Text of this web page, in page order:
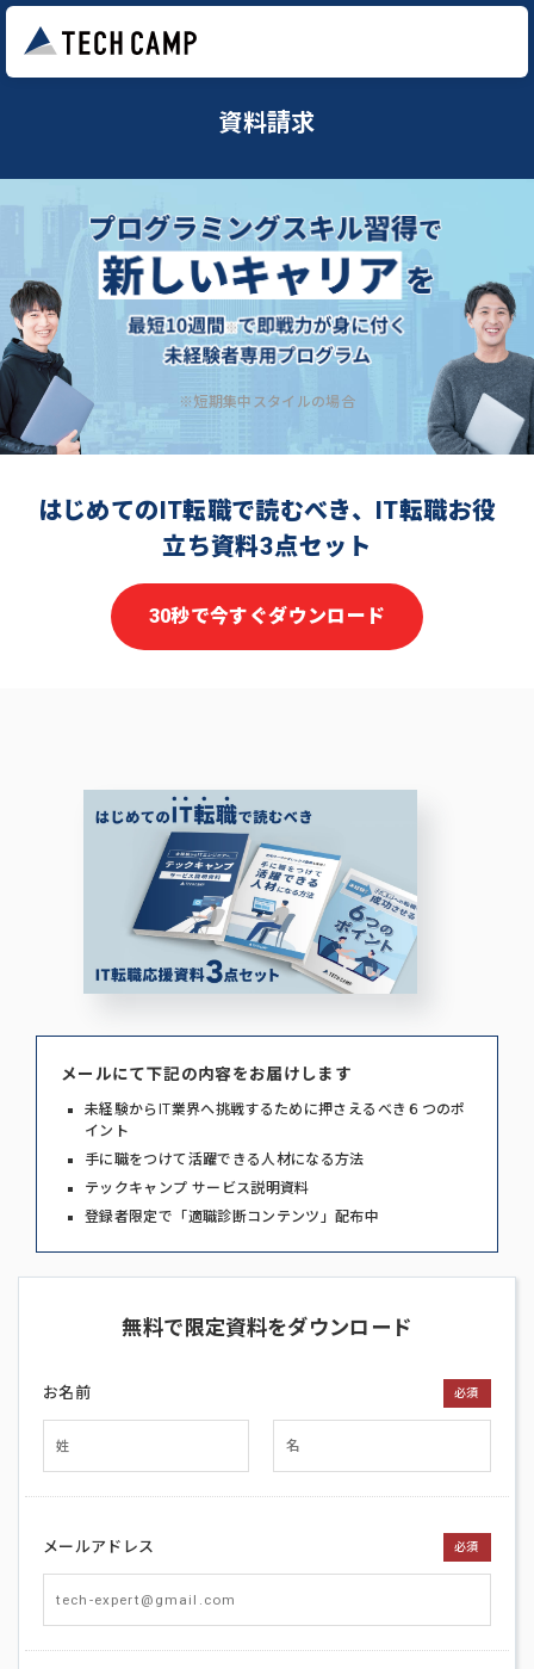
資料請求
※短期集中スタイルの場合
はじめてのIT転職で読むべき、IT転職お役
立ち資料3点セット
30秒で今すぐダウンロード
メールにて下記の内容をお届けします
未経験からIT業界へ挑戦するために押さえるべき６つのポ
イント
手に職をつけて活躍できる人材になる方法
テックキャンプ サービス説明資料
登録者限定で「適職診断コンテンツ」配布中
無料で限定資料をダウンロード
お名前 必須
メールアドレス 必須